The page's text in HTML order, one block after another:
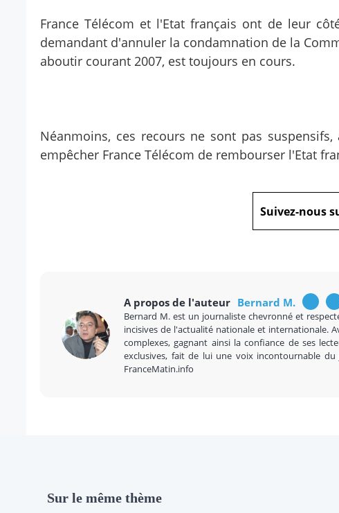
France Télécom et l'Etat français ont de leur
demandant d'annuler la condamnation de la
aboutir courant 2007, est toujours en cours.
Néanmoins, ces recours ne sont pas
empêcher France Télécom de rembourser l'Etat
Suivez-nous
A propos de l'auteur Bernard M.
Bernard M. est un journaliste chevronné et
incisives de l'actualité nationale et internationale.
complexes, gagnant ainsi la confiance de ses
exclusives, fait de lui une voix incontournable
FranceMatin.info
Sur le même thème